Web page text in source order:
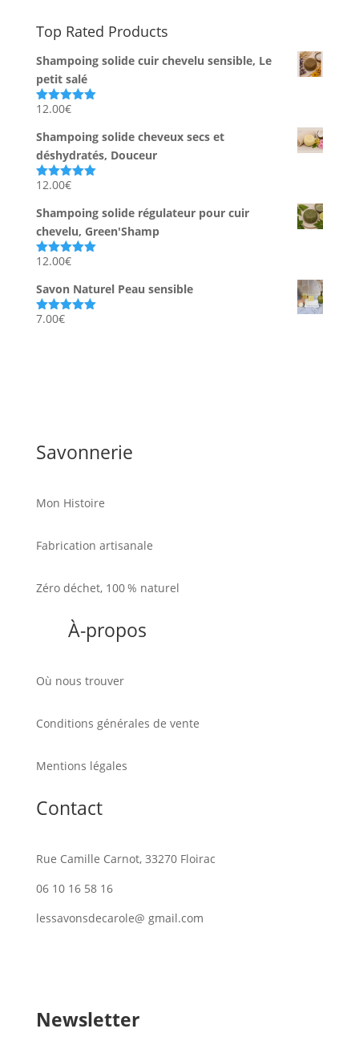
Top Rated Products
Shampoing solide cuir chevelu sensible, Le
petit salé
Note5.00
12.00€
Shampoing solide cheveux secs et
déshydratés, Douceur
Note5.00
12.00€
Shampoing solide régulateur pour cuir
chevelu, Green'Shamp
Note5.00
12.00€
Savon Naturel Peau sensible
Note5.00
7.00€
Savonnerie
Mon Histoire
Fabrication artisanale
Zéro déchet, 100 % naturel
À-propos
Où nous trouver
Conditions générales de vente
Mentions légales
Contact
Rue Camille Carnot, 33270 Floirac
06 10 16 58 16
lessavonsdecarole@ gmail.com
Newsletter